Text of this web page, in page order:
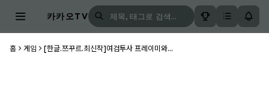
카카오TV
홈 게임 [한글.쯔꾸르.최신작]여검투사 프레이미와...